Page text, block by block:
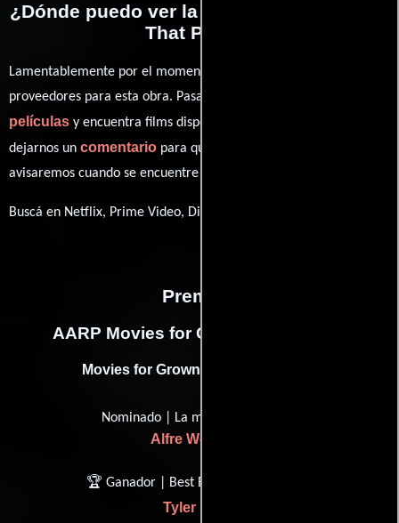
¿Dónde puedo ver la películas The Family
That Preys?
Lamentablemente por el momento no contamos con enlaces a
proveedores para esta obra. Pasa por nuestro catálogo de
películas y encuentra films disponibles. También puedes
dejarnos un comentario para que le demos prioridad y te
avisaremos cuando se encuentre disponible
Buscá en Netflix, Prime Video, Disney+
Premios
AARP Movies for Grownups Awards
Movies for Grownups Award (2009)
Nominado | La mejor actriz
Alfre Woodard
🏆 Ganador | Best Buddy Picture
Tyler Perry